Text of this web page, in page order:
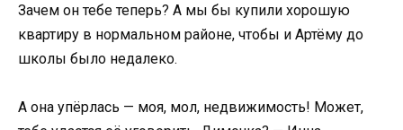
Зачем он тебе теперь? А мы бы купили хорошую
квартиру в нормальном районе, чтобы и Артёму до
школы было недалеко.
А она упёрлась — моя, мол, недвижимость! Может,